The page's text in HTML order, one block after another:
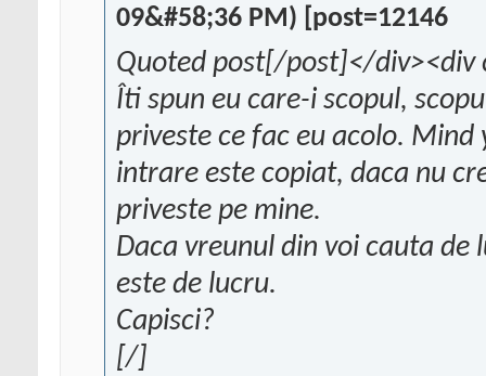
09&#58;36 PM) [post=12146
Quoted post[/post]</div><div
Îti spun eu care-i scopul,
priveste ce fac eu acolo.
intrare este copiat, daca nu
priveste pe mine.
Daca vreunul din voi cauta de
este de lucru.
Capisci?
[/]